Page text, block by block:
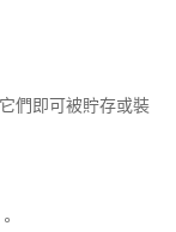
們即可被貯存或裝